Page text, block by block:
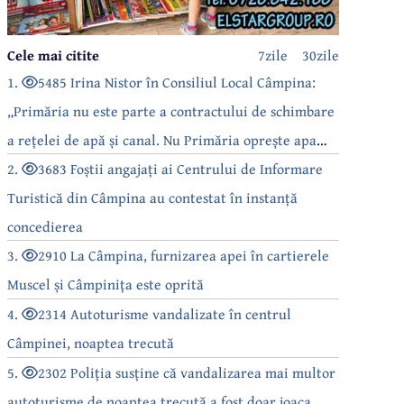
30zile
7zile
Cele mai citite
1.
5485 Irina Nistor în Consiliul Local Câmpina:
„Primăria nu este parte a contractului de schimbare
a rețelei de apă și canal. Nu Primăria oprește apa
câmpinenilor!”
2.
3683 Foștii angajați ai Centrului de Informare
Turistică din Câmpina au contestat în instanță
concedierea
3.
2910 La Câmpina, furnizarea apei în cartierele
Muscel și Câmpinița este oprită
4.
2314 Autoturisme vandalizate în centrul
Câmpinei, noaptea trecută
5.
2302 Poliția susține că vandalizarea mai multor